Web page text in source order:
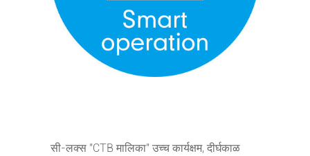
सी-लक्स "CTB मालिका" उच्च कार्यक्षम, दीर्घकाळ